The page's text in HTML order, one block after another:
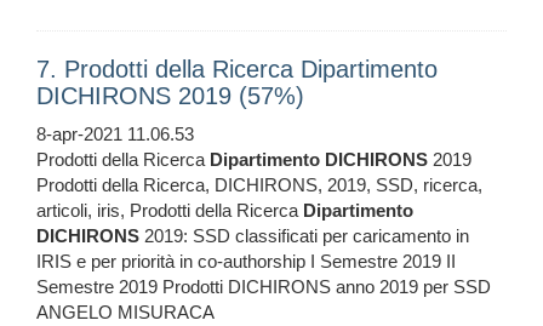
7. Prodotti della Ricerca Dipartimento
DICHIRONS 2019 (57%)
8-apr-2021 11.06.53
Prodotti della Ricerca Dipartimento DICHIRONS 2019
Prodotti della Ricerca, DICHIRONS, 2019, SSD, ricerca,
articoli, iris, Prodotti della Ricerca Dipartimento
DICHIRONS 2019: SSD classificati per caricamento in
IRIS e per priorità in co-authorship I Semestre 2019 II
Semestre 2019 Prodotti DICHIRONS anno 2019 per SSD
ANGELO MISURACA